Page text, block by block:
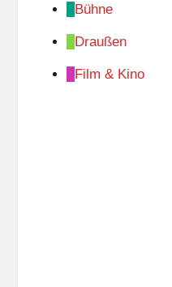
Bühne
Draußen
Film & Kino